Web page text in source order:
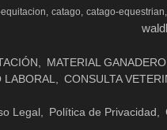
catago catago-equestrian
MATERIAL GANADERO
CONSULTA
Legal Política de Privacidad